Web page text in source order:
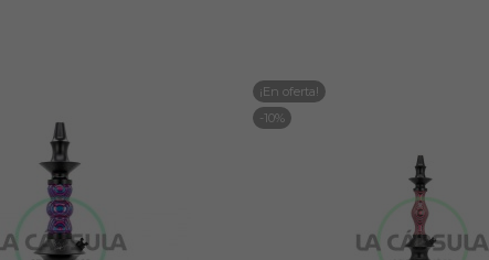
¡En oferta!
-10%